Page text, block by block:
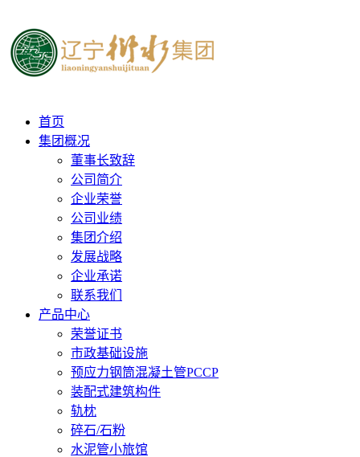
首页
集团概况
董事长致辞
公司简介
企业荣誉
公司业绩
集团介绍
发展战略
企业承诺
联系我们
产品中心
荣誉证书
市政基础设施
预应力钢筒混凝土管PCCP
装配式建筑构件
轨枕
碎石/石粉
水泥管小旅馆